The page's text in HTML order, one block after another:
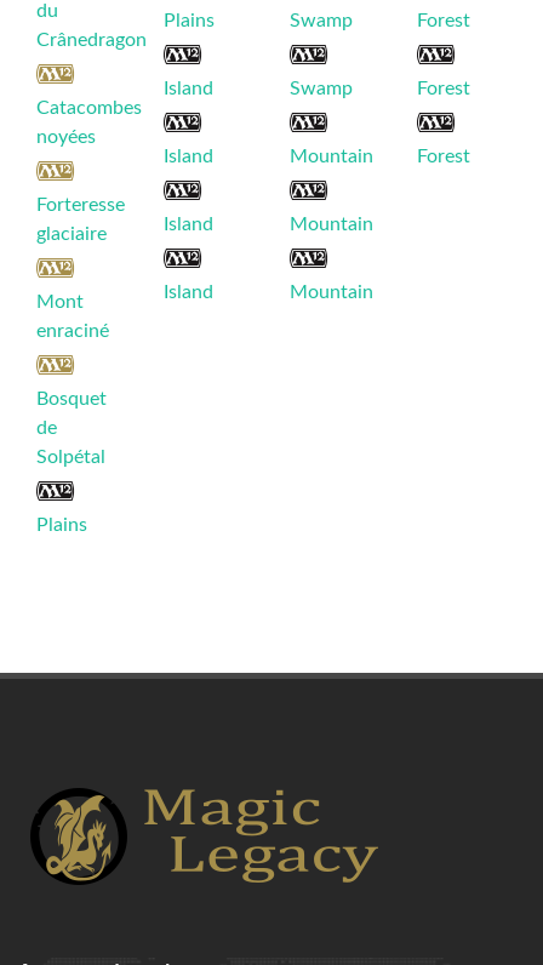
du
Crânedragon
Catacombes
noyées
Forteresse
glaciaire
Mont
enraciné
Bosquet
de
Solpétal
Plains
Plains
Island
Island
Island
Island
Swamp
Swamp
Mountain
Mountain
Mountain
Forest
Forest
Forest